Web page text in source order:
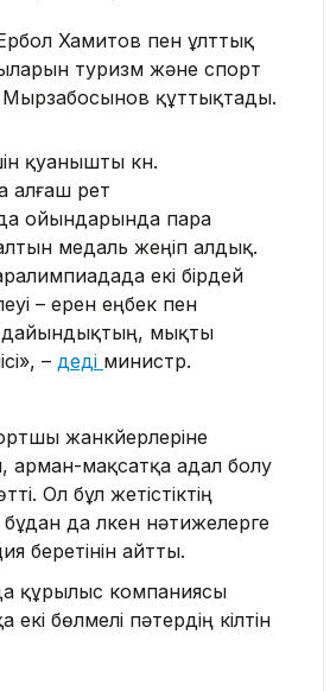
Хамитов пен ұлттық
туризм және спорт
Мырзабосынов құттықтады.
қуанышты күн.
алғаш рет
ойындарында пара
медаль жеңіп алдық.
екі бірдей
– ерен еңбек пен
мықты
– деді министр.
жанкүйерлеріне
арман-мақсатқа адал болу
Ол бұл жетістіктің
да үлкен нәтижелерге
беретінін айтты.
құрылыс компаниясы
бөлмелі пәтердің кілтін